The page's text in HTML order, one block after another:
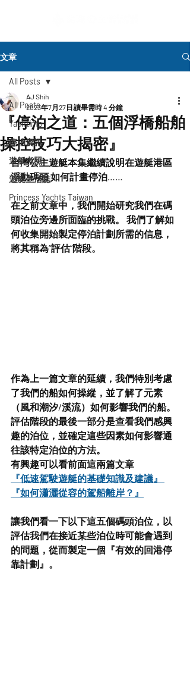
文章
All Posts
Yachtinfo
停泊資訊
遊艇考照
遊艇生活誌
Princess Yachts Taiwan
All Posts
『停泊之道：五個浮橋船舶
操控技巧大揭密』
AJ Shih
2023年7月27日讀畢需時 4 分鐘
台灣公主遊艇本集繼續說明在遊艇港區
浮動碼頭 如何計畫停泊……
在之前文章中，我們開始研究我們在碼
頭泊位旁邊所面臨的挑戰。 我們了解如
何收集開始製定停泊計劃所需的信息，
將其稱為“評估”階段。
作為上一篇文章的延續，我們特別考慮
了我們的船如何操縱，並了解了元素
（風和潮汐/溪流）如何影響我們的船。
評估階段的最後一部分是查看我們感興
趣的泊位，並確定這些因素如何影響通
往該特定泊位的方法。
有興趣可以看前面這兩篇文章
『低速駕駛遊艇的基礎知識及建議 』
『如何瀟灑從容的駕船離岸？』
讓我們看一下以下這五個碼頭泊位，以
評估我們在接近某些泊位時可能會遇到
的問題，從而製定一個『有效的回港停
靠計劃』。